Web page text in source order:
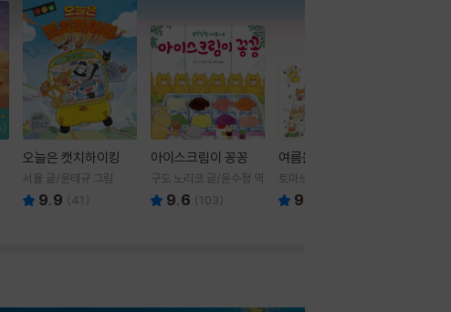
오늘은 캣치하이킹
서율 글/윤태규 그림
9.9 (41 )
아이스크림이 꽁꽁
구도 노리코 글/윤수정 역
9.6 (103)
여름을 부탁해
토마쓰리 글그림
9.8